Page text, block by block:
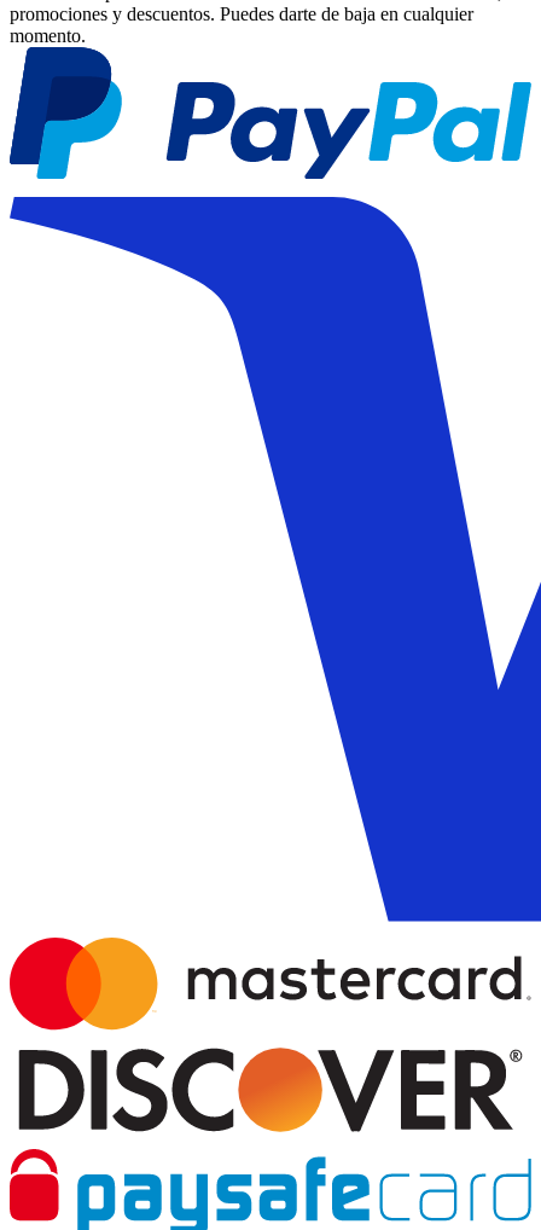
promociones y descuentos. Puedes darte de baja en cualquier
momento.